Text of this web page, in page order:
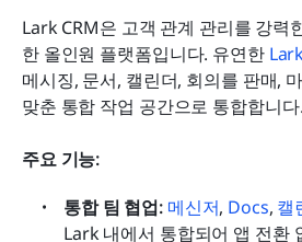
Lark CRM은 고객 관계 관리를 강력
한 올인원 플랫폼입니다. 유연한
메시징, 문서, 캘린더, 회의를 판매,
맞춘 통합 작업 공간으로 통합합니다.
주요 기능:
통합 팀 협업: 메신저, Docs, 캘
Lark 내에서 통합되어 앱 전환